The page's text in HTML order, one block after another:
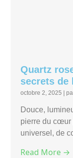
Quartz
secrets
octobre 2, 2025
Douce,
pierre du cœur
universel, de
Read More →